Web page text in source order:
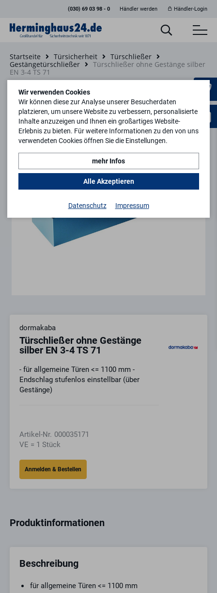
(030) 69 03 98 - 0 Händler werden Händler-Login
Startseite Türsicherheit
Türschließer
Gestängetürschließer
Türschließer ohne Gestänge silber
EN 3-4 TS 71
dormakaba
Türschließer ohne Gestänge
silber EN 3-4 TS 71
- für allgemeine Türen <= 1100 mm -
Endschlag stufenlos einstellbar (über
Gestänge)
Artikel-Nr. 000035171
VE = 1 Stück
Produktinformationen
Beschreibung
für allgemeine Türen <= 1100 mm
Wir verwenden Cookies
Wir können diese zur Analyse unserer Besucherdaten
platzieren, um unsere Website zu verbessern, personalisierte
Inhalte anzuzeigen und Ihnen ein großartiges Website-
Erlebnis zu bieten. Für weitere Informationen zu den von uns
verwendeten Cookies öffnen Sie die Einstellungen.
mehr Infos
Alle Akzeptieren
Datenschutz Impressum